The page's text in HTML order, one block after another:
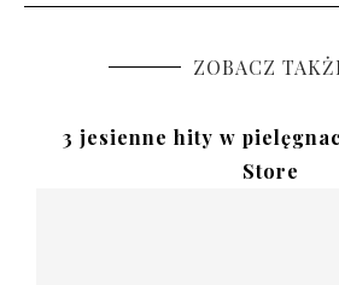
ZOBACZ
3 jesienne hity w
Store